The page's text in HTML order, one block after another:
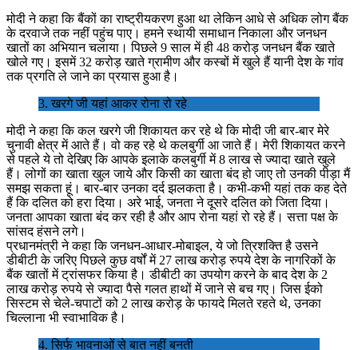
मोदी ने कहा कि बैंकों का राष्ट्रीयकरण हुआ था लेकिन आधे से अधिक लोग बैंक
के दरवाजे तक नहीं पहुंच पाए। हमने स्थायी समाधान निकाला और जनधन
खातों का अभियान चलाया। पिछले 9 साल में ही 48 करोड़ जनधन बैंक खाते
खोले गए। इसमें 32 करोड़ खाते ग्रामीण और कस्बों में खुले हैं यानी देश के गांव
तक प्रगति ले जाने का प्रयास हुआ है।
3. खरगे जी यहां आकर रोना रो रहे
मोदी ने कहा कि कल खरगे जी शिकायत कर रहे थे कि मोदी जी बार-बार मेरे
चुनावी क्षेत्र में आते हैं। वो कह रहे थे कलबुर्गी आ जाते हैं। मेरी शिकायत करने
से पहले ये तो देखिए कि आपके इलाके कलबुर्गी में 8 लाख से ज्यादा खाते खुले
हैं। लोगों का खाता खुल जाये और किसी का खाता बंद हो जाए तो उनकी पीड़ा मैं
समझ सकता हूं। बार-बार उनका दर्द झलकता है। कभी-कभी यहां तक कह देते
हैं कि दलित को हरा दिया। अरे भाई, जनता ने दूसरे दलित को जिता दिया।
जनता आपका खाता बंद कर रही है और आप रोना यहां रो रहे हैं। सत्ता पक्ष के
सांसद हंसने लगे।
प्रधानमंत्री ने कहा कि जनधन-आधार-मोबाइल, ये जो त्रिशक्ति है उसने
डीबीटी के जरिए पिछले कुछ वर्षों में 27 लाख करोड़ रुपये देश के नागरिकों के
बैंक खातों में ट्रांसफर किया है। डीबीटी का उपयोग करने के बाद देश के 2
लाख करोड़ रुपये से ज्यादा पैसे गलत हाथों में जाने से बच गए। जिस ईको
सिस्टम से चेले-चपाटों को 2 लाख करोड़ के फायदे मिलते रहते थे, उनका
चिल्लाना भी स्वाभाविक है।
4. सिर्फ भावनाओं से बात नहीं बनती